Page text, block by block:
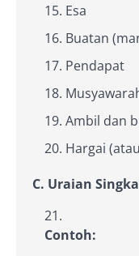
Esa
Buatan
Pendapat
Ambil dan
Hargai
C. Uraian
Contoh: